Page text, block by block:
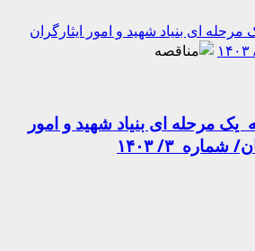
ای بنیاد شهید و امور ایثارگران
مرحله ای بنیاد شهید و امور
۳/ ۱۴۰۳